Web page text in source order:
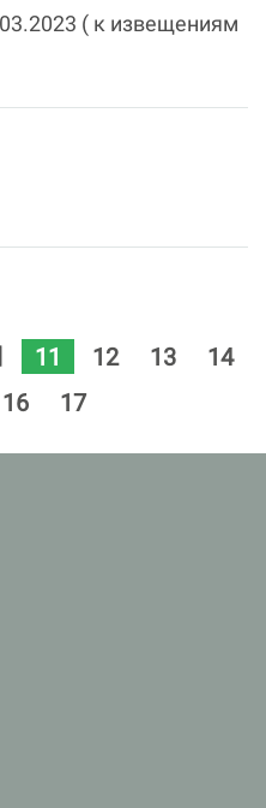
( к извещениям
11 12 13
14
16 17